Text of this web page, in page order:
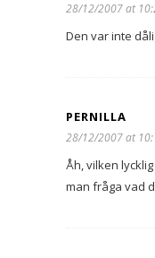
28/12/2007 at
Den var inte
PERNILLA
28/12/2007 at
Åh, vilken
man fråga vad